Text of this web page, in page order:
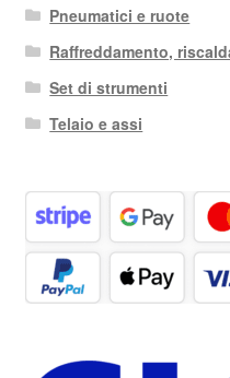
Pneumatici e ruote
Raffreddamento,
Set di strumenti
Telaio e assi